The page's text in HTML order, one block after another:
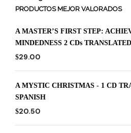
PRODUCTOS MEJOR VALORADOS
A MASTER’S FIRST STEP:
MINDEDNESS 2 CDs
$29.00
A MYSTIC CHRISTMAS - 1 CD
SPANISH
$20.50